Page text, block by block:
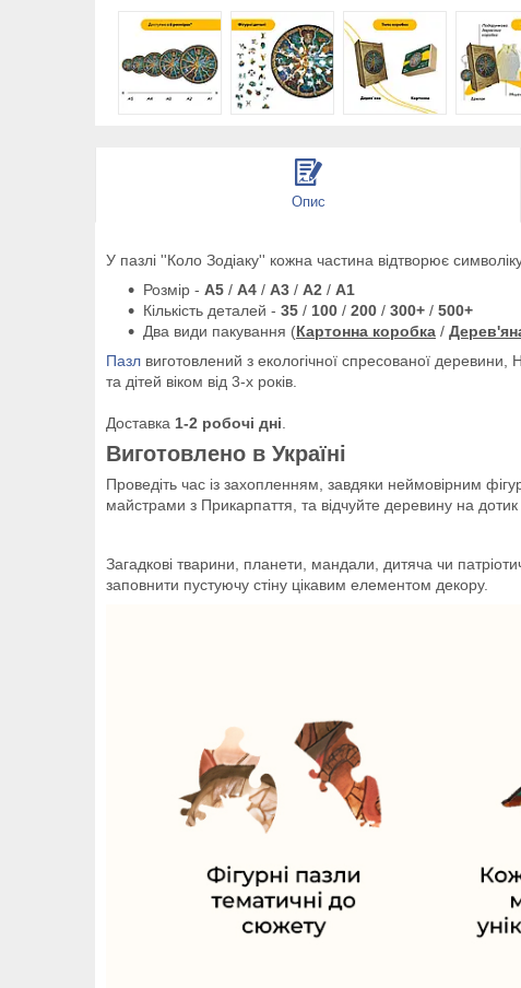
Опис
У пазлі ''Коло Зодіаку'' кожна частина відтворює
Розмір - A5 / A4 / A3 / A2 / A1
Кількість деталей - 35 / 100 / 200 / 300+ / 500+
Два види пакування (Картонна коробка /
Пазл виготовлений з екологічної спресованої
та дітей віком від 3-х років.
Доставка 1-2 робочі дні
Виготовлено в Україні
Проведіть час із захопленням, завдяки неймовірним
майстрами з Прикарпаття, та відчуйте деревину на
Загадкові тварини, планети, мандали, дитяча чи
заповнити пустуючу стіну цікавим елементом декору.